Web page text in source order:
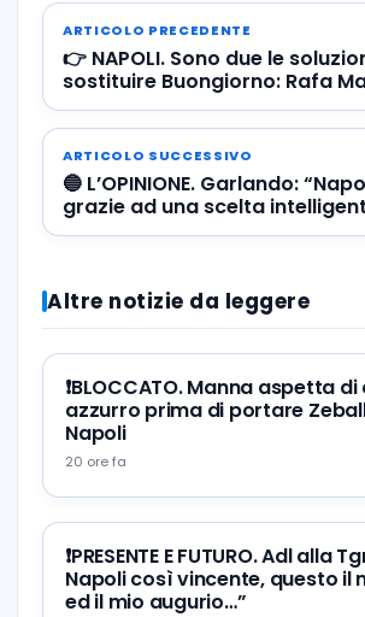
ARTICOLO PRECEDENTE
👉 NAPOLI. Sono due le
sostituire Buongiorno: Rafa
Olivera, ma…
ARTICOLO SUCCESSIVO
🔵 L’OPINIONE. Garlando:
grazie ad una scelta
Altre notizie da leggere
❗️BLOCCATO. Manna aspetta
azzurro prima di portare
Napoli
20 ore fa
❗️PRESENTE E FUTURO. Adl alla
Napoli così vincente, questo il
ed il mio augurio…”